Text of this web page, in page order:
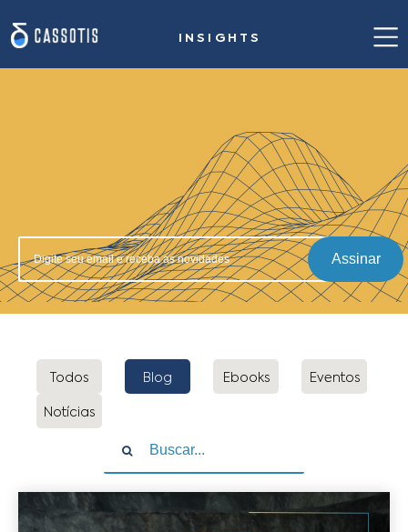
INSIGHTS
Home
Solução para siderurgia
Insights
Sobre nós
Assinar
Todos Blog Ebooks Eventos
Notícias